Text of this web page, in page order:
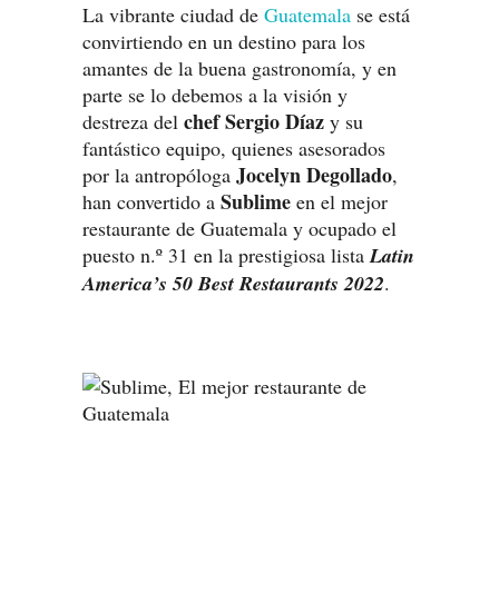
La vibrante ciudad de Guatemala se está
convirtiendo en un destino para los
amantes de la buena gastronomía, y en
parte se lo debemos a la visión y
destreza del chef Sergio Díaz y su
fantástico equipo, quienes asesorados
por la antropóloga Jocelyn Degollado,
han convertido a Sublime en el mejor
restaurante de Guatemala y ocupado el
puesto n.º 31 en la prestigiosa listaLatin
America’s 50 Best Restaurants 2022.